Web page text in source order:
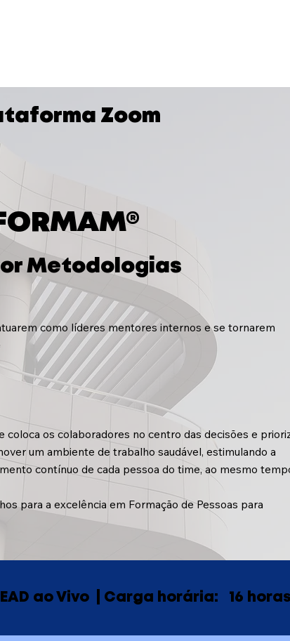
Zoom
como líderes mentores internos e se tornarem
Metodologias
coloca os colaboradores no centro das decisões e
um ambiente de trabalho saudável, estimulando a
contínuo de cada pessoa do time, ao mesmo
para a excelência em Formação de Pessoas para
EAD ao Vivo | Carga horária: 16 horas